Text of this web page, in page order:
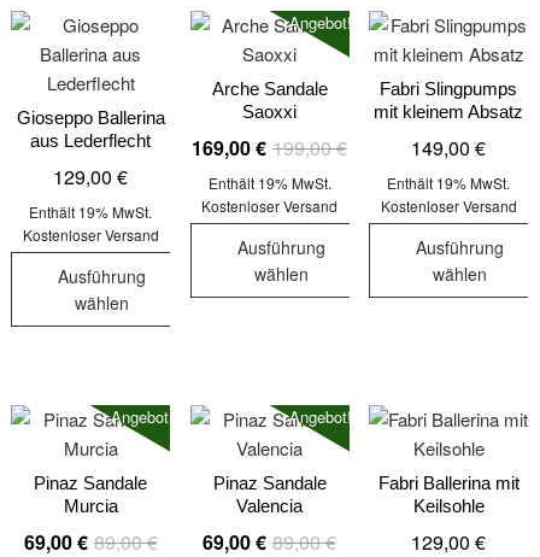
auf.
Die
Optionen
können
auf
der
Produktseite
gewählt
werden
auf.
Die
können
der
Produktseite
gewählt
werden
mehrere
Varianten
auf.
Die
Optionen
können
auf
gewählt
Gioseppo Ballerina
aus Lederflecht
129,00€
Enthält 19% MwSt.
Kostenloser Versand
Ausführung
wählen
mehrere
Varianten
auf.
Die
Optionen
Angebot!
Arche Sandale
Saoxxi
199,00€Ursprünglicher
199,00 €
169,00€
Aktueller
169,00 €.
Enthält 19% MwSt.
Kostenloser Versand
Ausführung
wählen
Varianten
auf.
Die
Optionen
können
Fabri Slingpumps
mit kleinem Absatz
149,00€
Enthält 19% MwSt.
Kostenloser Versand
Ausführung
wählen
Varianten
auf.
Die
Optionen
können
Angebot!
Pinaz Sandale
Murcia
89,00€Ursprünglicher
69,00€
Aktueller
Angebot!
Pinaz Sandale
Valencia
89,00€Ursprünglicher
69,00€
Aktueller
Fabri Ballerina mit
Keilsohle
129,00€